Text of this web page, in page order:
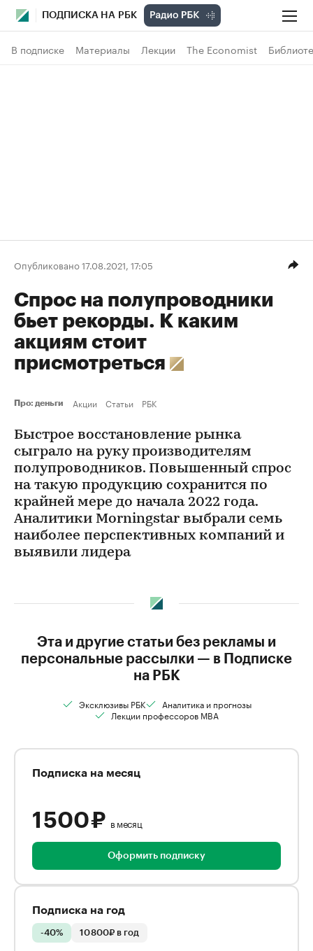
ПОДПИСКА НА РБК
В подписке Материалы Лекции The Economist
Опубликовано 17.08.2021, 17:05
Спрос на полупроводники
бьет рекорды. К каким
акциям стоит
присмотреться
Про: деньги Акции Статьи РБК
Быстрое восстановление рынка
сыграло на руку производителям
полупроводников. Повышенный спрос
на такую продукцию сохранится по
крайней мере до начала 2022 года.
Аналитики Morningstar выбрали семь
наиболее перспективных компаний и
выявили лидера
Эта и другие статьи без рекламы и
персональные рассылки — в Подписке
на РБК
Эксклюзивы РБК
Аналитика и прогнозы
Лекции профессоров MBA
Подписка на месяц
1 500 ₽ в месяц
Оформить подписку
Подписка на год
-40% 10 800₽ в год